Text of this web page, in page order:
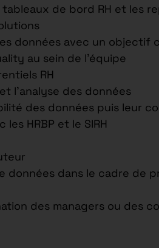
de bord RH et les
données avec un objectif
au sein de l’équipe
RH
l’analyse des données
des données puis leur
HRBP et le SIRH
dans le cadre de
des managers ou des